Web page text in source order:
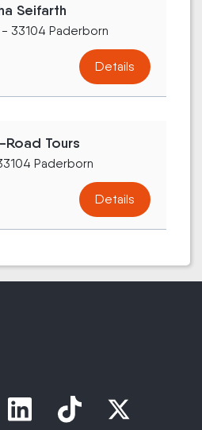
Seifarth
- 33104 Paderborn
Details
Tours
Paderborn
Details